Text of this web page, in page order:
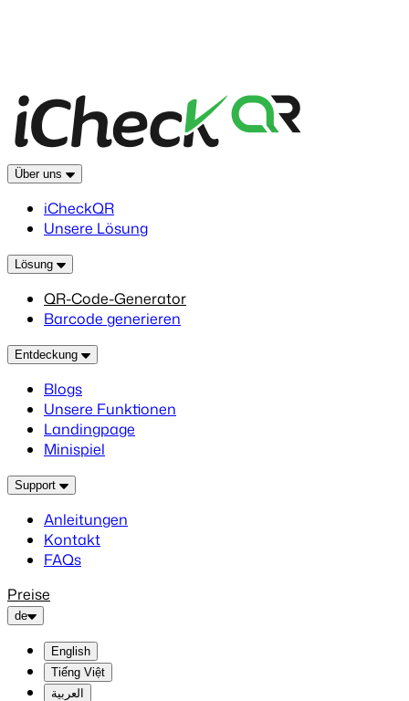
Über uns
iCheckQR
Unsere Lösung
Lösung
QR-Code-Generator
Barcode generieren
Entdeckung
Blogs
Unsere Funktionen
Landingpage
Minispiel
Support
Anleitungen
Kontakt
FAQs
Preise
de
English
Tiếng Việt
العربية